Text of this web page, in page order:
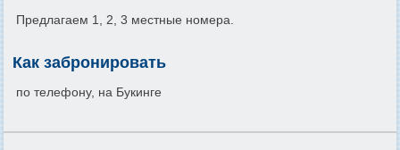
Предлагаем 1, 2, 3 местные номера.
Как забронировать
по телефону, на Букинге